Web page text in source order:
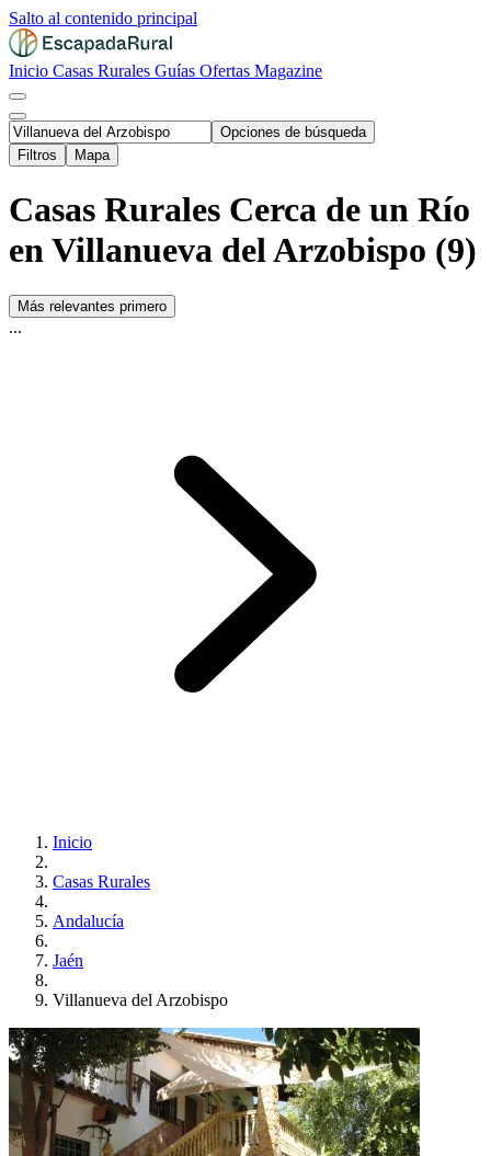
Salto al contenido principal
Inicio Casas Rurales Guías Ofertas Magazine
Opciones de búsqueda
Filtros
Mapa
Casas Rurales Cerca de un Río
en Villanueva del Arzobispo (9)
Más relevantes primero
...
Inicio
Casas Rurales
Andalucía
Jaén
Villanueva del Arzobispo